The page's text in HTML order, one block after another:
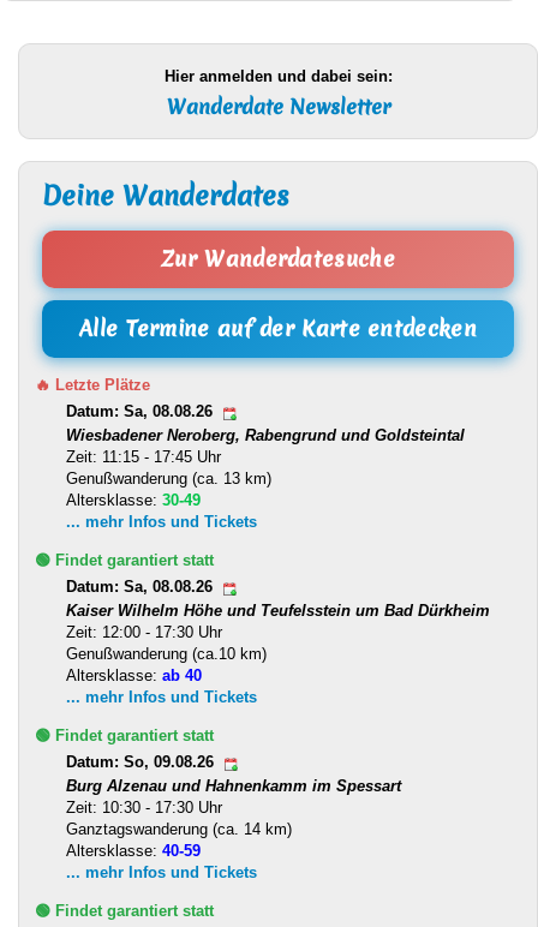
Hier anmelden und dabei sein:
Wanderdate Newsletter
Deine Wanderdates
Zur Wanderdatesuche
Alle Termine auf der Karte entdecken
🔥 Letzte Plätze
Datum: Sa, 08.08.26
Wiesbadener Neroberg, Rabengrund und Goldsteintal
Zeit: 11:15 - 17:45 Uhr
Genußwanderung (ca. 13 km)
Altersklasse: 30-49
... mehr Infos und Tickets
🟢 Findet garantiert statt
Datum: Sa, 08.08.26
Kaiser Wilhelm Höhe und Teufelsstein um Bad Dürkheim
Zeit: 12:00 - 17:30 Uhr
Genußwanderung (ca.10 km)
Altersklasse: ab 40
... mehr Infos und Tickets
🟢 Findet garantiert statt
Datum: So, 09.08.26
Burg Alzenau und Hahnenkamm im Spessart
Zeit: 10:30 - 17:30 Uhr
Ganztagswanderung (ca. 14 km)
Altersklasse: 40-59
... mehr Infos und Tickets
🟢 Findet garantiert statt